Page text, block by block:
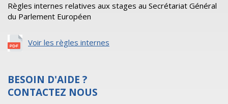
Règles internes relatives aux stages au Secrétariat Général
du Parlement Européen
Voir les règles internes
BESOIN D'AIDE ?
CONTACTEZ NOUS